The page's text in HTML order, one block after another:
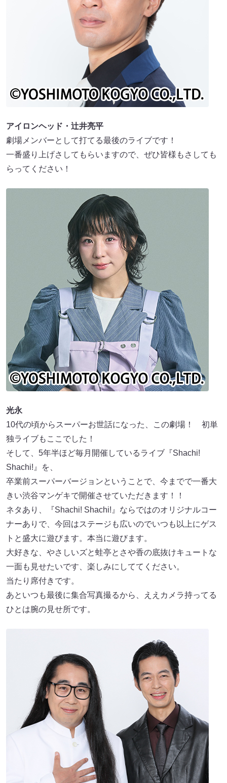
アイロンヘッド・辻井亮平
劇場メンバーとして打てる最後のライブです！
一番盛り上げさしてもらいますので、ぜひ皆様もさしても
らってください！
光永
10代の頃からスーパーお世話になった、この劇場！ 初単
独ライブもここでした！
そして、5年半ほど毎月開催しているライブ『Shachi!
Shachi!』を、
卒業前スーパーバージョンということで、今までで一番大
きい渋谷マンゲキで開催させていただきます！！
ネタあり、『Shachi! Shachi!』ならではのオリジナルコー
ナーありで、今回はステージも広いのでいつも以上にゲス
トと盛大に遊びます。本当に遊びます。
大好きな、やさしいズと蛙亭とさや香の底抜けキュートな
一面も見せたいです、楽しみにしててください。
当たり席付きです。
あといつも最後に集合写真撮るから、ええカメラ持ってる
ひとは腕の見せ所です。